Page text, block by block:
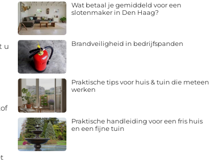
u
Wat betaal je gemiddeld voor een
slotenmaker in Den Haag?
Brandveiligheid in bedrijfspanden
Praktische tips voor huis & tuin die meteen
werken
Praktische handleiding voor een fris huis
en een fijne tuin